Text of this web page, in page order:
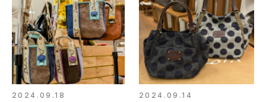
2024.09.18 2024.09.14